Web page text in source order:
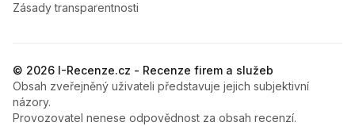
Zásady transparentnosti
© 2026 I-Recenze.cz - Recenze firem a služeb
Obsah zveřejněný uživateli představuje jejich subjektivní
názory.
Provozovatel nenese odpovědnost za obsah recenzí.